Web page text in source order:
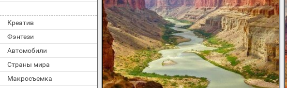
Креатив
Фэнтези
Автомобили
Страны мира
Макросъемка